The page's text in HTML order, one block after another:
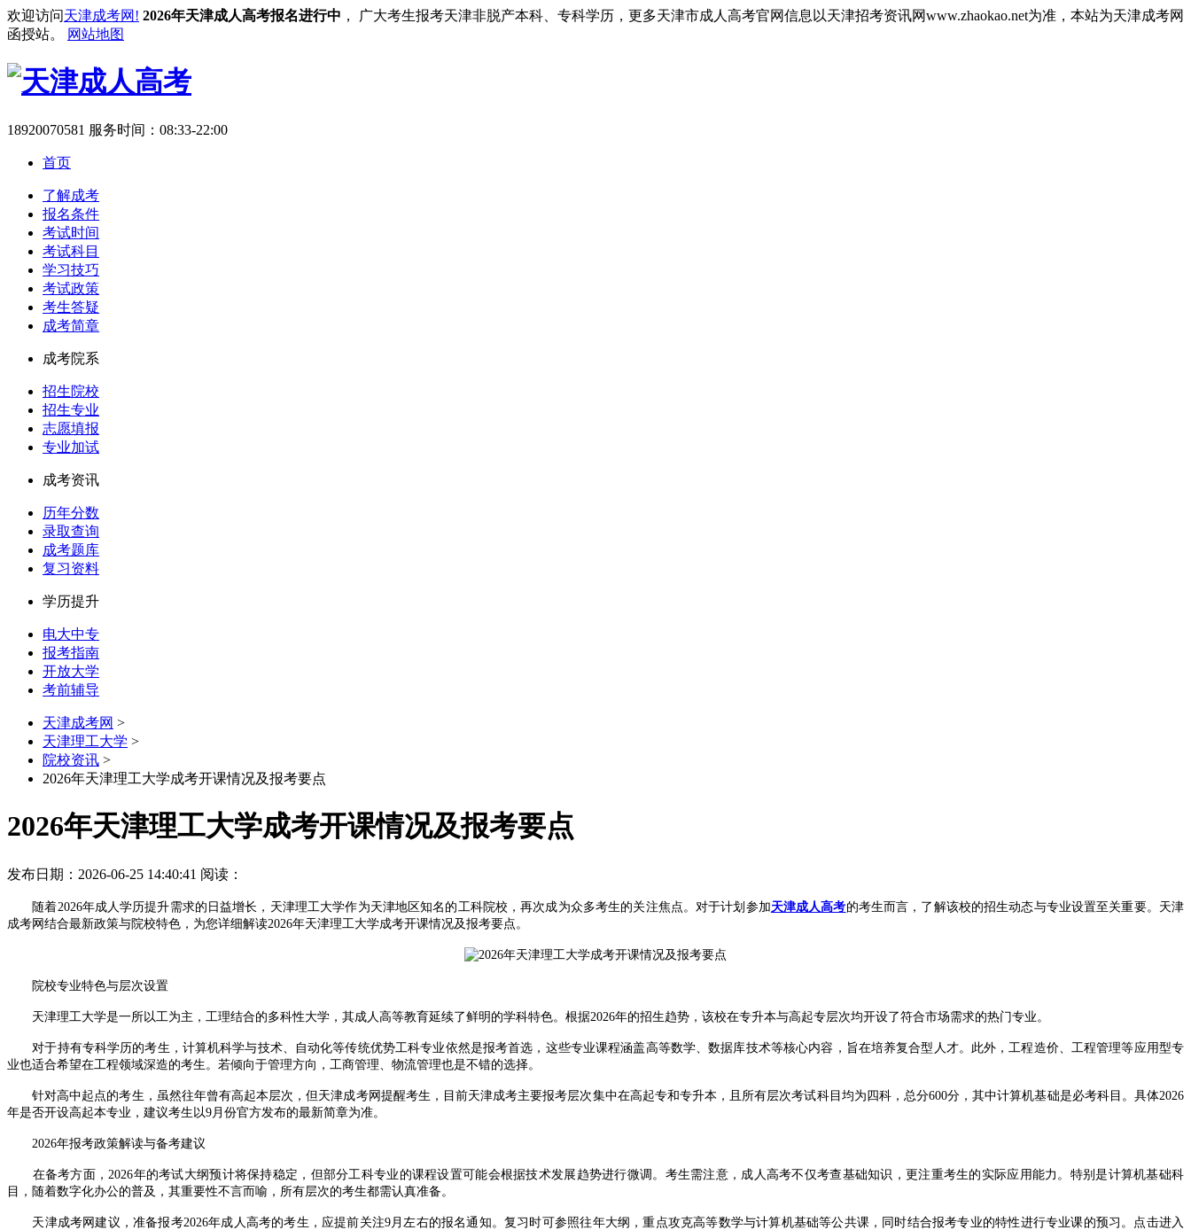
欢迎访问天津成考网! 2026年天津成人高考报名进行中 ， 广大考生报考天津非脱产本科、专科学历，更多天津市成人高考官网信息以天津招考资讯网www.zhaokao.net为准，本站为天津成考网
函授站。
网站地图
18920070581 服务时间：08:33-22:00
首页
了解成考
报名条件
考试时间
考试科目
学习技巧
考试政策
考生答疑
成考简章
成考院系
招生院校
招生专业
志愿填报
专业加试
成考资讯
历年分数
录取查询
成考题库
复习资料
学历提升
电大中专
报考指南
开放大学
考前辅导
天津成考网 >
天津理工大学 >
院校资讯 >
2026年天津理工大学成考开课情况及报考要点
2026年天津理工大学成考开课情况及报考要点
发布日期：2026-06-25 14:40:41 阅读：
随着2026年成人学历提升需求的日益增长，天津理工大学作为天津地区知名的工科院校，再次成为众多考生的关注焦点。对于计划参加天津成人高考的考生而言，了解该校的招生动态与专业设置至关重要。天津
成考网结合最新政策与院校特色，为您详细解读2026年天津理工大学成考开课情况及报考要点。
院校专业特色与层次设置
天津理工大学是一所以工为主，工理结合的多科性大学，其成人高等教育延续了鲜明的学科特色。根据2026年的招生趋势，该校在专升本与高起专层次均开设了符合市场需求的热门专业。
对于持有专科学历的考生，计算机科学与技术、自动化等传统优势工科专业依然是报考首选，这些专业课程涵盖高等数学、数据库技术等核心内容，旨在培养复合型人才。此外，工程造价、工程管理等应用型专
业也适合希望在工程领域深造的考生。若倾向于管理方向，工商管理、物流管理也是不错的选择。
针对高中起点的考生，虽然往年曾有高起本层次，但天津成考网提醒考生，目前天津成考主要报考层次集中在高起专和专升本，且所有层次考试科目均为四科，总分600分，其中计算机基础是必考科目。具体2026
年是否开设高起本专业，建议考生以9月份官方发布的最新简章为准。
2026年报考政策解读与备考建议
在备考方面，2026年的考试大纲预计将保持稳定，但部分工科专业的课程设置可能会根据技术发展趋势进行微调。考生需注意，成人高考不仅考查基础知识，更注重考生的实际应用能力。特别是计算机基础科
目，随着数字化办公的普及，其重要性不言而喻，所有层次的考生都需认真准备。
天津成考网建议，准备报考2026年成人高考的考生，应提前关注9月左右的报名通知。复习时可参照往年大纲，重点攻克高等数学与计算机基础等公共课，同时结合报考专业的特性进行专业课的预习。点击进入